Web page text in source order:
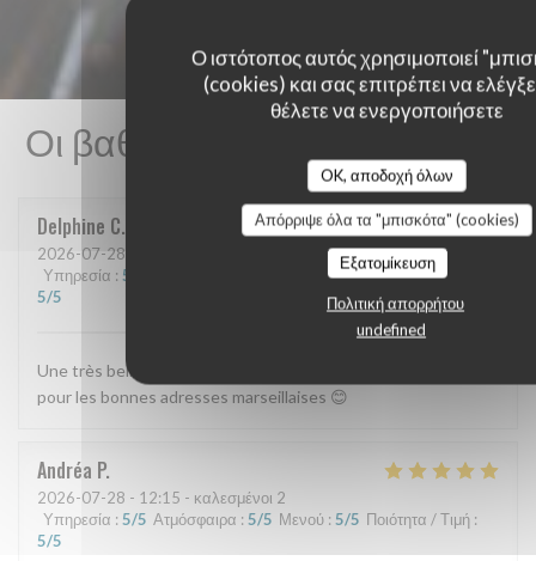
Ο ιστότοπος αυτός χρησιμοποιεί
(cookies) και σας επιτρέπει να
θέλετε να ενεργοποιήσετε
OK, αποδοχή όλων
Απόρριψε όλα τα "μπισκότα" (cookies)
Εξατομίκευση
Πολιτική απορρήτου
undefined
Οι βαθμολογίες πελατών μας
Delphine C
2026-07-28
Υπηρεσία : 5 :5/5 Ποιότητα / Τιμή
5/5
Une très belle découverte On reviendra avec plaisir Merci
pour les bonnes adresses marseillaises 😊
Andréa P
2026-07-28 - 12:15 - καλεσμένοι 2
Υπηρεσία : 5/5 Ατμόσφαιρα : 5/5 Μενού : 5/5 Ποιότητα / Τιμή :
5/5